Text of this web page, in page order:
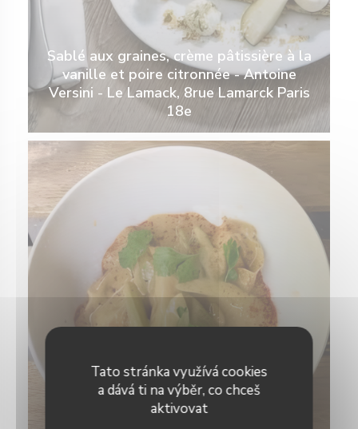
Tato stránka využívá cookies
a dává ti na výběr, co chceš
aktivovat
Sablé aux graines, crème pâtissière à la
vanille et poire citronnée - Antoine
Versini - Le Lamack, 8rue Lamarck Paris
18e